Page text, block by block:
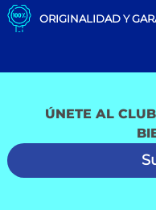
ORIGINALIDAD Y
ÚNETE AL